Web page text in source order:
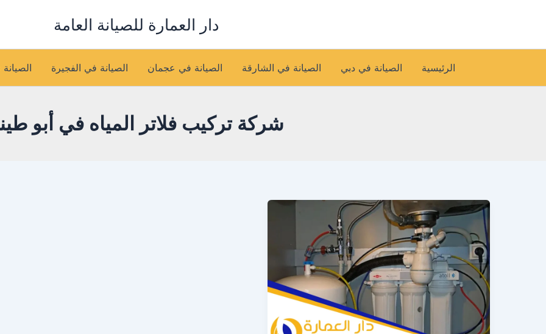
دار العمارة للصيانة العامة
الرئيسية الصيانة في دبي الصيانة في الشارقة الصيانة في عجمان الصيانة في الفجيرة
شركة تركيب فلاتر المياه في أبو